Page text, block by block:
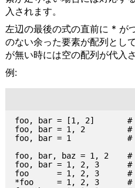
入されます。
左辺の最後の式の直前に * が
のない余った要素が配列とし
が無い時には空の配列が代入さ
例:
foo, bar = [1, 2]       #
foo, bar = 1, 2         #
foo, bar = 1            #
foo, bar, baz = 1, 2
foo, bar = 1, 2, 3      #
foo      = 1, 2, 3      #
*foo     = 1, 2, 3      #